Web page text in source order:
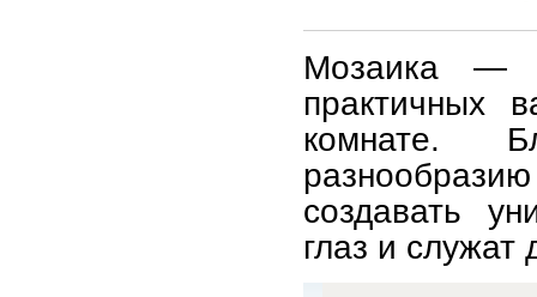
Мозаика —
практичных
комнате.
создавать
глаз и служат